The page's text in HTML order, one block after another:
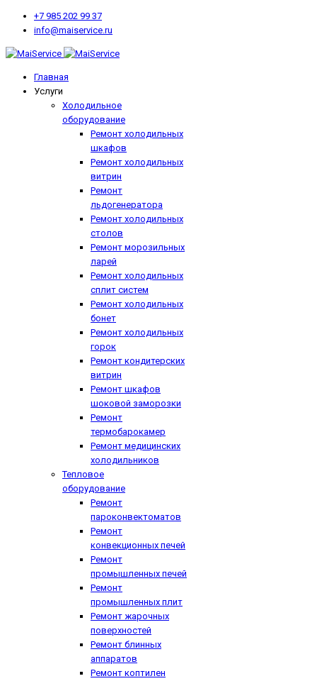
+7 985 202 99 37
info@maiservice.ru
Главная
Услуги
Холодильное
оборудование
Ремонт холодильных
шкафов
Ремонт холодильных
витрин
Ремонт
льдогенератора
Ремонт холодильных
столов
Ремонт морозильных
ларей
Ремонт холодильных
сплит систем
Ремонт холодильных
бонет
Ремонт холодильных
горок
Ремонт кондитерских
витрин
Ремонт шкафов
шоковой заморозки
Ремонт
термобарокамер
Ремонт медицинских
холодильников
Тепловое
оборудование
Ремонт
пароконвектоматов
Ремонт
конвекционных печей
Ремонт
промышленных печей
Ремонт
промышленных плит
Ремонт жарочных
поверхностей
Ремонт блинных
аппаратов
Ремонт коптилен